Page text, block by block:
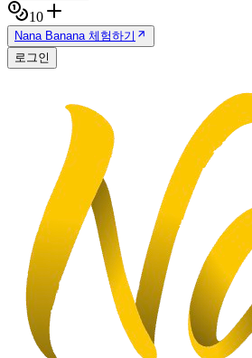
10
Nana Banana 체험하기
로그인